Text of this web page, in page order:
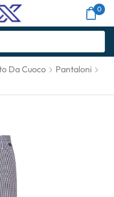
0
Da Cuoco
Pantaloni